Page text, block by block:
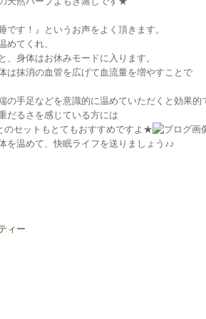
です！』というお声をよく頂きます。
めてくれ、
、身体はお休みモードに入ります。
は抹消の血管を広げて血流量を増やすことで
の手足などを意識的に温めていただくと効果的
だるさを感じている方には
のセットもとてもおすすめですよ★
を温めて、快眠ライフを送りましょう♪♪
ィー